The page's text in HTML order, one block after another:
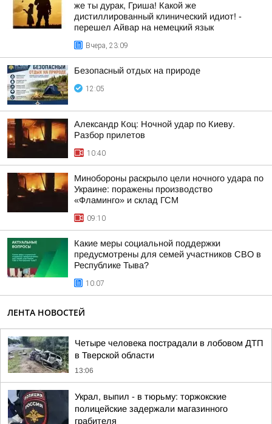
же ты дурак, Гриша! Какой же
дистиллированный клинический идиот! -
перешел Айвар на немецкий язык
Вчера, 23:09
Безопасный отдых на природе
12:05
Александр Коц: Ночной удар по Киеву.
Разбор прилетов
10:40
Минобороны раскрыло цели ночного удара по
Украине: поражены производство
«Фламинго» и склад ГСМ
09:10
Какие меры социальной поддержки
предусмотрены для семей участников СВО в
Республике Тыва?
10:07
ЛЕНТА НОВОСТЕЙ
Четыре человека пострадали в лобовом ДТП
в Тверской области
13:06
Украл, выпил - в тюрьму: торжокские
полицейские задержали магазинного
грабителя